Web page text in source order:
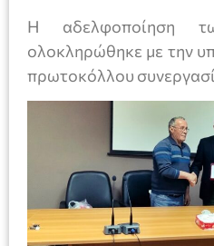
Η αδελφοποίηση
ολοκληρώθηκε με την
πρωτοκόλλου